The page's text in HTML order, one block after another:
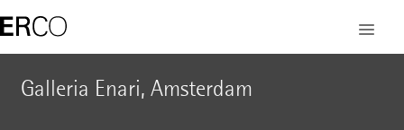
Galleria Enari, Amsterdam